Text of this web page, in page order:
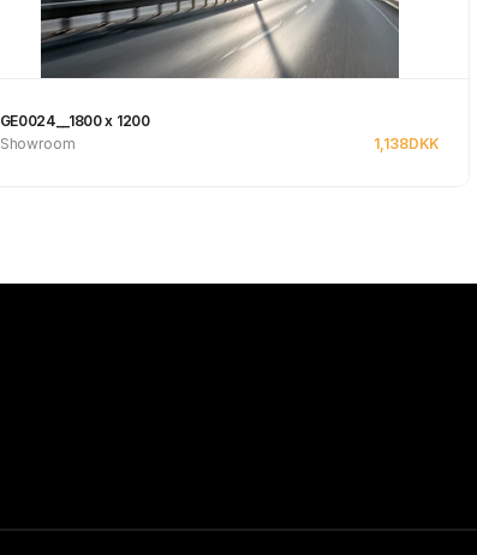
GE0024__1800 x 1200
Showroom
1,138DKK